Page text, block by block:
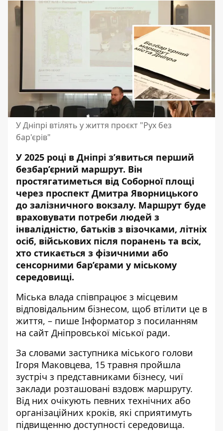
У Дніпрі втілять у життя проєкт "Рух без
бар'єрів"
У 2025 році в Дніпрі з’явиться перший
безбар’єрний маршрут. Він
простягатиметься від Соборної площі
через проспект Дмитра Яворницького
до залізничного вокзалу. Маршрут буде
враховувати потреби людей з
інвалідністю, батьків з візочками, літніх
осіб, військових після поранень та всіх,
хто стикається з фізичними або
сенсорними бар’єрами у міському
середовищі.
Міська влада співпрацює з місцевим
відповідальним бізнесом, щоб втілити це в
життя, – пише Інформатор з посиланням
на сайт Дніпровської міської ради.
За словами заступника міського голови
Ігоря Маковцева, 15 травня пройшла
зустріч з представниками бізнесу, чиї
заклади розташовані вздовж маршруту.
Від них очікують певних технічних або
організаційних кроків, які сприятимуть
підвищенню доступності середовища.